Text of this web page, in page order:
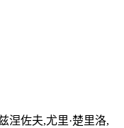
涅佐夫,尤里·楚里洛,